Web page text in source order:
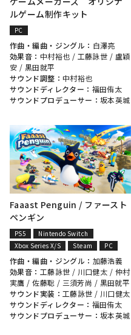
ルゲーム制作キット
PC
作曲・編曲・ジングル： 白澤亮
効果音： 中村裕也 / 工藤詠世 / 盧穎
安 / 黒田就平
サウンド調整： 中村裕也
サウンドディレクター： 福田侑太
サウンドプロデューサー：坂本英城
Faaast Penguin / ファースト
ペンギン
PS5
Nintendo Switch
Xbox Series X/S
Steam PC
作曲・編曲・ジングル： 加藤浩義
効果音： 工藤詠世 / 川口健太 / 仲村
実鷹 /佐藤聡 / 三須芳尚 / 黒田就平
サウンド実装： 工藤詠世 / 川口健太
サウンドディレクター： 福田侑太
サウンドプロデューサー：坂本英城